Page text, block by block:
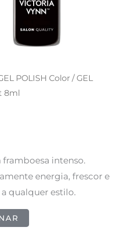
POLISH Color / GEL
8ml
framboesa intenso.
energia, frescor e
qualquer estilo.